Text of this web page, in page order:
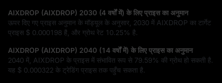
AIXDROP (AIXDROP) 2030 (4 वर्षों में) के लिए प्राइस का अनुमान
ऊपर दिए गए प्राइस अनुमान के मॉड्यूल के अनुसार, 2030 में AIXDROP का टार्गेट
प्राइस $ 0.000198 है, और ग्रोथ रेट 10.25% है.
AIXDROP (AIXDROP) 2040 (14 वर्षों में) के लिए प्राइस का अनुमान
2040 में, AIXDROP के प्राइस में संभावित रूप से 79.59% की ग्रोथ हो सकती है.
यह $ 0.000322 के ट्रेडिंग प्राइस तक पहुँच सकता है.